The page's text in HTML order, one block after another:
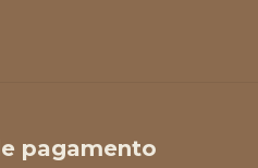
pagamento